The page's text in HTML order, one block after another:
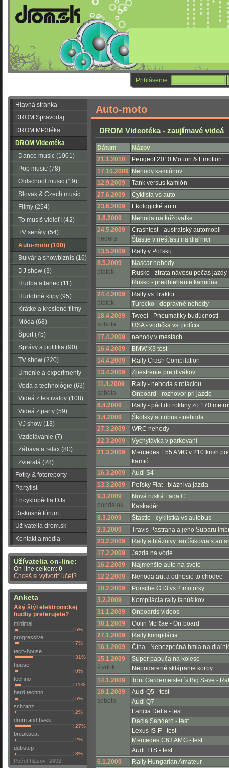
Prihlásenie:
Hlavná stránka
DROM Spravodaj
DROM MP3téka
DROM Videotéka
Dance music (1001)
Pop music (78)
Oldschool music (19)
Slovak & Czech music
(56)Filmy (254)
To musíš vidieť! (42)
TV seriály (54)
Auto-moto (100)
Bulvár a showbiznis (16)
DJ show (3)
Hudba a tanec (11)
Hudobné klipy (95)
Krátke a kreslené filmy
(223)Móda (68)
Šport (75)
Správy a politika (90)
TV show (220)
Umenie a experimenty
(116)Veda a technológie (63)
Videá z festivalov (108)
Videá z party (59)
VJ show (13)
Vzdelávanie (7)
Zábava a relax (80)
Zvieratá (28)
Fotky & fotoreporty
Partylist
Encyklopédia DJs
Diskusné fórum
Užívatelia drom.sk
Kontakt a média
Užívatelia on-line:
On-line celkom: 0
Chceš si vytvoriť účet?
Anketa
Aký štýl elektronickej
hudby preferujete?
minimal
5%
progressive
7%
tech-house
31%
house
6%
techno
11%
hard techno
5%
schranz
2%
drum and bass
27%
breakbeat
2%
dubstep
3%
Počet hlasov: 2492
Auto-moto
DROM Videotéka - zaujímavé videá
Dátum
Názov
21.1.2010
Peugeot 2010 Motion & Emotion
17.10.2009 Nehody kamiónov
12.9.2009
Tank versus kamión
27.6.2009
Cyklista vs auto
23.6.2009
Ekologické auto
8.6.2009
Nehoda na križovatke
24.5.2009
nedeľa
Crashtest - australský automobil
Štastie v nešťastí na diaľnici
13.5.2009
Rally v Poľsku
8.5.2009
piatok
Nascar nehody
Rusko - ztrata návesu počas jazdy
Rusko - predbiehanie kamióna
24.4.2009
piatok
Rally vs Traktor
Turecko - dopravné nehody
18.4.2009
sobota
Tweel - Pneumatiky budúcnosti
USA - vodička vs. polícia
17.4.2009
nehody v mestách
16.4.2009
BMW X3 test
14.4.2009
Rally Crash Compilation
13.4.2009
Zpestrenie pre divákov
11.4.2009
sobota
Rally - nehoda s rotáciou
Onboard - rozhovor pri jazde
6.4.2009
Rally - pád do rokliny zo 170
3.4.2009
Školský autobus - nehoda
27.3.2009
WRC nehody
22.3.2009
Vychytávka v parkovaní
21.3.2009
Mercedes E55 AMG v 210 km/h
kamió…
16.3.2009
Audi S4
13.3.2009
Poľský Fiat - blázniva jazda
9.3.2009
pondelok
Nová ruská Lada C
Kaskadér
8.3.2009
Štastie - cyklistka vs autobus
2.3.2009
Travis Pastrana a jeho Subaru
23.2.2009
Rally a bláznivy fanúšikovia s
17.2.2009
Jazda na vode
16.2.2009
Najmenšie auto na svete
12.2.2009
Nehoda aut a odnesie to chodec
10.2.2009
Porsche GT3 vs 2 motorky
3.2.2009
Kompilácia rally fanúšikov
31.1.2009
Onboards videos
30.1.2009
Colin McRae - On board
27.1.2009
Rally kompilácia
16.1.2009
Čína - Nebezpečná hmla na
15.1.2009
štvrtok
Super papuča na kolese
Nepodarené sklápanie korby
14.1.2009
Toni Gardemeister´s Big Save -
10.1.2009
sobota
Audi Q5 - test
Audi Q7
Lancia Delta - test
Dacia Sandero - test
Lexus IS-F - test
Mercedes C63 AMG - test
Audi TTS - test
6.1.2009
Rally Hungarian Amateur